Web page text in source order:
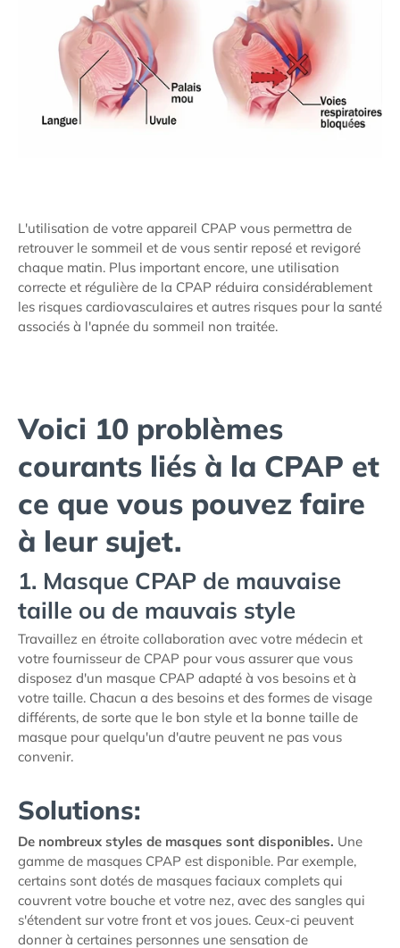
L'utilisation de votre appareil CPAP vous permettra de
retrouver le sommeil et de vous sentir reposé et revigoré
chaque matin. Plus important encore, une utilisation
correcte et régulière de la CPAP réduira considérablement
les risques cardiovasculaires et autres risques pour la santé
associés à l'apnée du sommeil non traitée.
Voici 10 problèmes
courants liés à la CPAP et
ce que vous pouvez faire
à leur sujet.
1. Masque CPAP de mauvaise
taille ou de mauvais style
Travaillez en étroite collaboration avec votre médecin et
votre fournisseur de CPAP pour vous assurer que vous
disposez d'un masque CPAP adapté à vos besoins et à
votre taille. Chacun a des besoins et des formes de visage
différents, de sorte que le bon style et la bonne taille de
masque pour quelqu'un d'autre peuvent ne pas vous
convenir.
Solutions:
De nombreux styles de masques sont disponibles. Une
gamme de masques CPAP est disponible. Par exemple,
certains sont dotés de masques faciaux complets qui
couvrent votre bouche et votre nez, avec des sangles qui
s'étendent sur votre front et vos joues. Ceux-ci peuvent
donner à certaines personnes une sensation de